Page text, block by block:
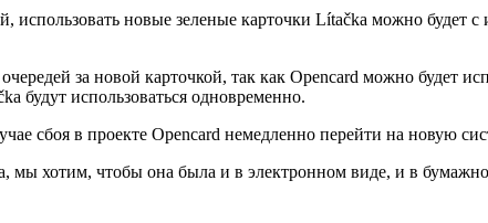
новые зеленые карточки Lítačka можно будет с
за новой карточкой, так как Opencard можно будет
будут использоваться одновременно.
сбоя в проекте Opencard немедленно перейти на новую
мы хотим, чтобы она была и в электронном виде, и в